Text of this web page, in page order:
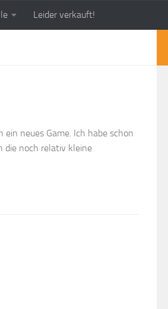
Leider verkauft!
neues Game. Ich habe schon
die noch relativ kleine